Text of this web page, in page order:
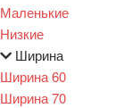
Маленькие
Низкие
Ширина
Ширина 60
Ширина 70